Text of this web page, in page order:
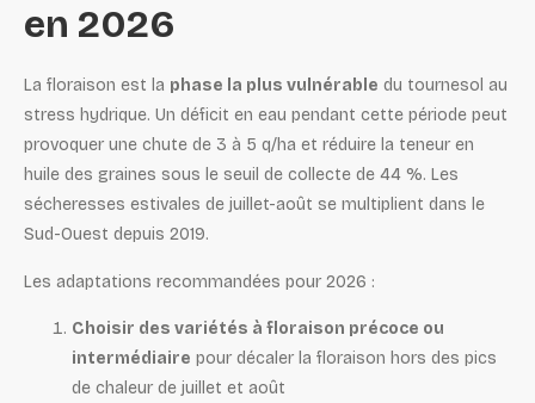
en 2026
La floraison est la phase la plus vulnérable du tournesol au
stress hydrique. Un déficit en eau pendant cette période peut
provoquer une chute de 3 à 5 q/ha et réduire la teneur en
huile des graines sous le seuil de collecte de 44 %. Les
sécheresses estivales de juillet-août se multiplient dans le
Sud-Ouest depuis 2019.
Les adaptations recommandées pour 2026 :
Choisir des variétés à floraison précoce ou
intermédiaire pour décaler la floraison hors des pics
de chaleur de juillet et août